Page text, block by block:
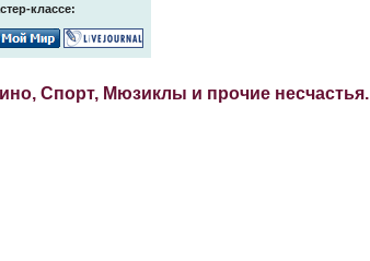
классе:
Спорт, Мюзиклы и прочие несчастья.